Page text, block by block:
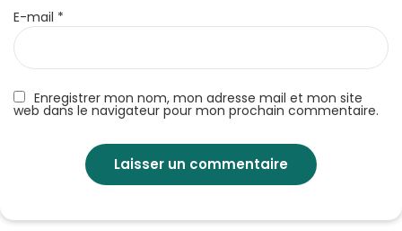
Enregistrer mon nom, mon adresse mail et mon site
web dans le navigateur pour mon prochain commentaire.
E-mail *